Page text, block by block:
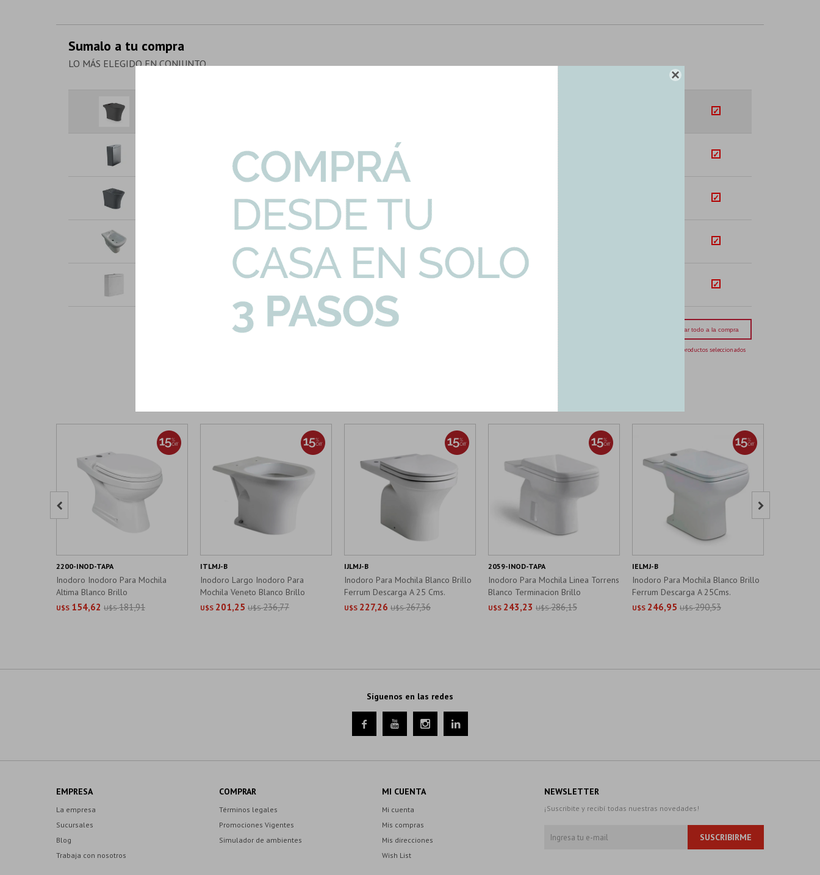

Sumalo a tu compra
LO MÁS ELEGIDO EN CONJUNTO
Cisterna Mochila Para Inodoro Linea Anori Aqual...
Art: MJ-2801-MOCHILA-GM
U$S
Art: B2801-BIDET-GM
U$S 324,48
Art: XFH-341-5-BIDET-TRAN
Mochila Inodoro Largo Deposito Hazen Blanco Bri...
Agregar todo a la compra
5 productos seleccionados
Inodoro Inodoro Para Mochila
Altima Blanco Brillo
U$S 154,62 U$S 181,91
2200-INOD-TAPA
Inodoro Largo Inodoro Para
Mochila Veneto Blanco Brillo
U$S 201,25 U$S 236,77
ITLMJ-B
Inodoro Para Mochila Blanco Brillo
Ferrum Descarga A 25 Cms.
U$S 227,26 U$S 267,36
IJLMJ-B
Inodoro Para Mochila Linea Torrens
Blanco Terminacion Brillo
U$S 243,23 U$S 286,15
2059-INOD-TAPA
Inodoro Para Mochila Blanco Brillo
Ferrum Descarga A 25Cms.
U$S 246,95 U$S 290,53
IELMJ-B
 
Síguenos en las redes
   
EMPRESA
La empresa
Sucursales
Blog
Trabaja con nosotros
COMPRAR
Términos legales
Promociones Vigentes
Simulador de ambientes
MI CUENTA
Mi cuenta
Mis compras
Mis direcciones
Wish List
NEWSLETTER
¡Suscribite y recibí todas nuestras novedades!
SUSCRIBIRME